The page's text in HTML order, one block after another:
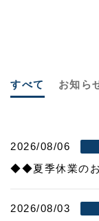
すべて お知ら
2026/08/06
◆◆夏季休業の
2026/08/03